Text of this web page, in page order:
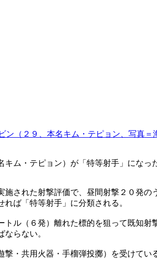
（２９、本名キム・テピョン、写真＝
ム・テピョン）が「特等射手」になっ
された射撃評価で、昼間射撃２０発の
ば「特等射手」に分類される。
ル（６発）離れた標的を狙って既知射
らない。
・共用火器・手榴弾投擲）を受けてい